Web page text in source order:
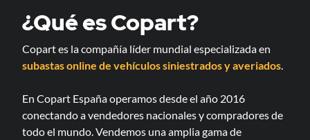
¿Qué es Copart?
Copart es la compañía líder mundial especializada en
subastas online de vehículos siniestrados y averiados
En Copart España operamos desde el año 2016
conectando a vendedores nacionales y compradores de
todo el mundo. Vendemos una amplia gama de